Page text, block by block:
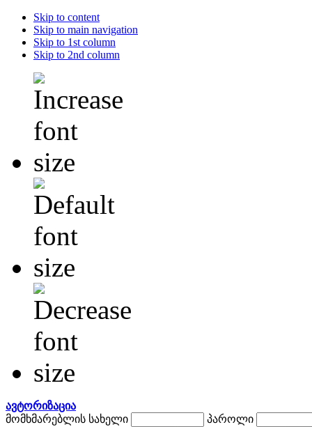
Skip to content
Skip to main navigation
Skip to 1st column
Skip to 2nd column
ავტორიზაცია
მომხმარებლის სახელი
პაროლი